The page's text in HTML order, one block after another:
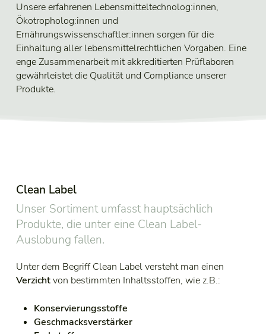
Unsere erfahrenen Lebensmitteltechnolog:innen,
Ökotropholog:innen und
Ernährungswissenschaftler:innen sorgen für die
Einhaltung aller lebensmittelrechtlichen Vorgaben. Eine
enge Zusammenarbeit mit akkreditierten Prüflaboren
gewährleistet die Qualität und Compliance unserer
Produkte.
Clean Label
Unser Sortiment umfasst hauptsächlich
Produkte, die unter eine Clean Label-
Auslobung fallen.
Unter dem Begriff Clean Label versteht man einen
Verzichtvon bestimmten Inhaltsstoffen, wie z.B.:
Konservierungsstoffe
Geschmacksverstärker